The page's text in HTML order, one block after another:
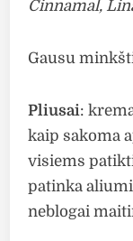
Cinnamal,
Gausu
Pliusai:
kaip sakoma
visiems
patinka
neblogai